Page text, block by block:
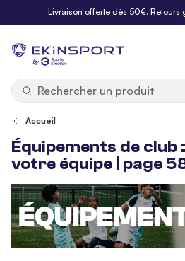
Allez au contenuLivraison offerte dès 50€. Retours
by
Accueil
Équipements de
votre équipe | page